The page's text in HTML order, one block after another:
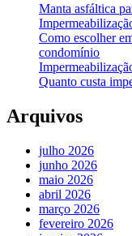
Manta asfáltica
Como escolher
condomínio
Quanto custa
Arquivos
julho 2026
junho 2026
maio 2026
abril 2026
março 2026
fevereiro 2026